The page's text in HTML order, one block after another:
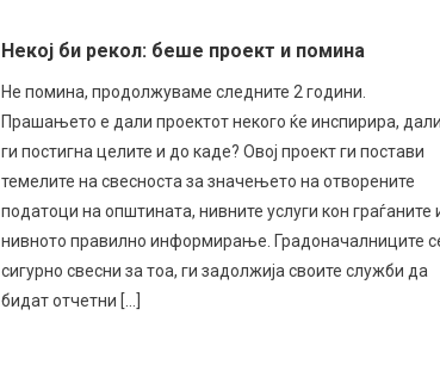
Некој би рекол: беше проект и помина
Не помина, продолжуваме следните 2 години.
Прашањето е дали проектот некого ќе инспирира, дали
ги постигна целите и до каде? Овој проект ги постави
темелите на свесноста за значењето на отворените
податоци на општината, нивните услуги кон граѓаните
нивното правилно информирање. Градоначалниците
сигурно свесни за тоа, ги задолжија своите служби да
бидат отчетни […]